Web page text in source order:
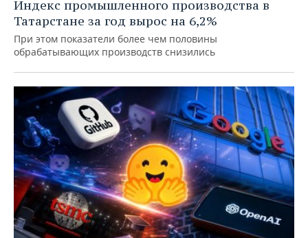
Индекс промышленного производства в
Татарстане за год вырос на 6,2%
При этом показатели более чем половины
обрабатывающих производств снизились